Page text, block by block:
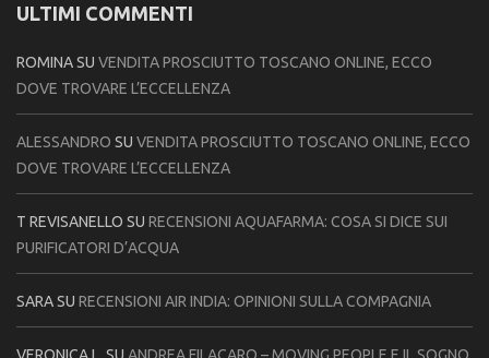
ULTIMI COMMENTI
ROMINASU VENDITA PROSCIUTTO TOSCANO ONLINE, ECCO
DOVE TROVARE L’ECCELLENZA
ALESSANDRO SU VENDITA PROSCIUTTO TOSCANO ONLINE, ECCO
DOVE TROVARE L’ECCELLENZA
T REVISANELLO SU RECENSIONI AQUAFARMA: COSA SI DICE SUI
PURIFICATORI D’ACQUA
SARASU RECENSIONI AIR INDIA: OPINIONI SULLA COMPAGNIA